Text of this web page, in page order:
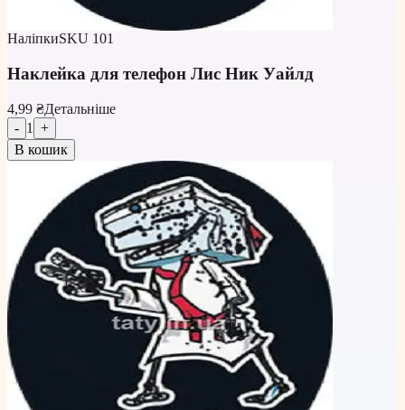
НаліпкиSKU 101
Наклейка для телефон Лис Ник Уайлд
4,99 ₴Детальніше
- 1
+
В кошик